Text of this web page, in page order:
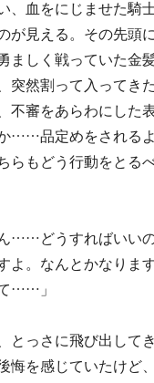
、血をにじませた騎
が見える。その先頭
ましく戦っていた金
突然割って入ってき
不審をあらわにした
……品定めをされる
らもどう行動をとる
……どうすればいいの
。なんとかなります
……」
とっさに飛び出して
悔を感じていたけ